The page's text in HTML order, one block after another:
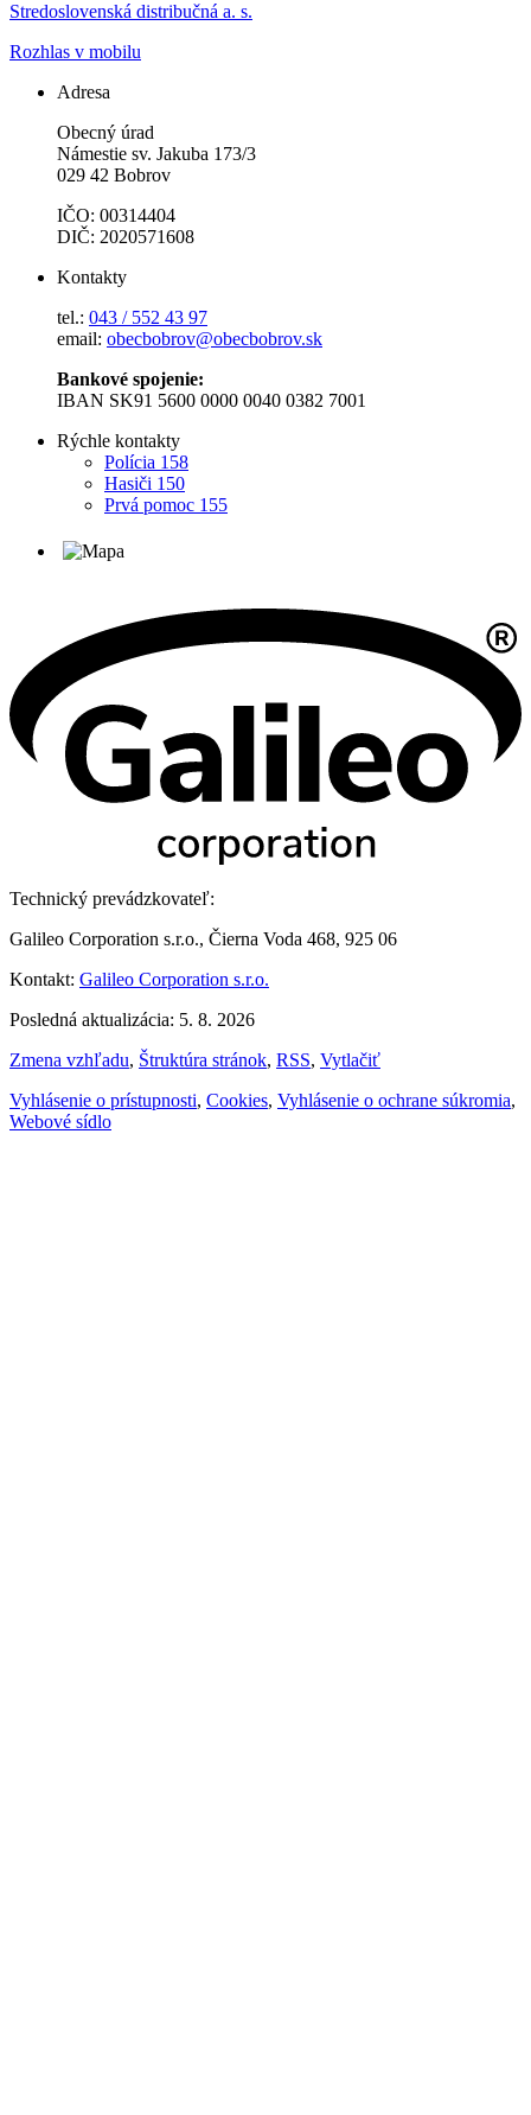
Stredoslovenská distribučná a. s.
Rozhlas v mobilu
Adresa
Obecný úrad
Námestie sv. Jakuba 173/3
029 42 Bobrov
IČO: 00314404
DIČ: 2020571608
Kontakty
tel.: 043 / 552 43 97
email: obecbobrov@obecbobrov.sk
Bankové spojenie:
IBAN SK91 5600 0000 0040 0382 7001
Rýchle kontakty
Polícia 158
Hasiči 150
Prvá pomoc 155
Technický prevádzkovateľ:
Galileo Corporation s.r.o., Čierna Voda 468, 925 06
Kontakt: Galileo Corporation s.r.o.
Posledná aktualizácia: 5. 8. 2026
Zmena vzhľadu, Štruktúra stránok, RSS, Vytlačiť
Vyhlásenie o prístupnosti, Cookies, Vyhlásenie o ochrane súkromia,
Webové sídlo